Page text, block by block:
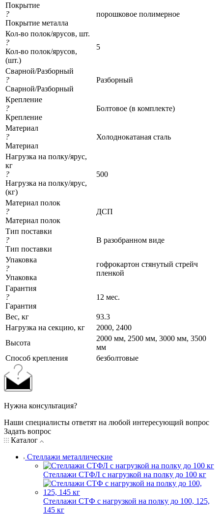
Покрытие
?
Покрытие металла
порошковое полимерное
Кол-во полок/ярусов, шт.
?
Кол-во полок/ярусов,
(шт.)
5
Сварной/Разборный
?
Сварной/Разборный
Разборный
Крепление
?
Крепление
Болтовое (в комплекте)
Материал
?
Материал
Холоднокатаная сталь
Нагрузка на полку/ярус,
кг
?
Нагрузка на полку/ярус,
(кг)
500
Материал полок
?
Материал полок
ДСП
Тип поставки
?
Тип поставки
В разобранном виде
Упаковка
?
Упаковка
гофрокартон стянутый стрейч
пленкой
Гарантия
?
Гарантия
12 мес.
Вес, кг
93.3
Нагрузка на секцию, кг
2000, 2400
Высота
2000 мм, 2500 мм, 3000 мм, 3500
мм
Cпособ крепления
безболтовые
Нужна консультация?
Наши специалисты ответят на любой интересующий вопрос
Задать вопрос
Каталог
Стеллажи металлические
Стеллажи СТФЛ с нагрузкой на полку до 100 кг
Стеллажи СТФ с нагрузкой на полку до 100, 125,
145 кг